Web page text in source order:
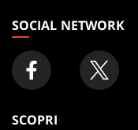
SOCIAL NETWORK
SCOPRI